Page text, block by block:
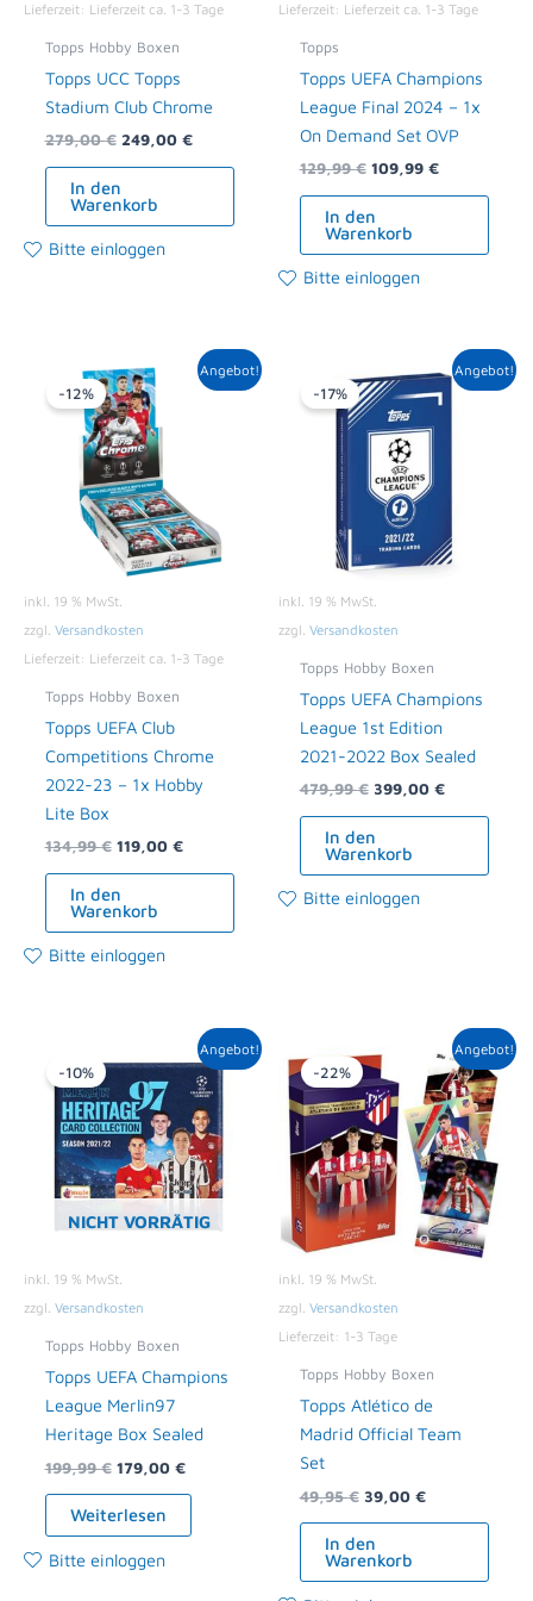
Lieferzeit: Lieferzeit ca. 1-3 Tage
Topps Hobby Boxen
Topps UCC Topps
Stadium Club Chrome
279,00€ 249,00 €
In den
Warenkorb
Bitte einloggen
Lieferzeit: Lieferzeit ca. 1-3 Tage
Topps
Topps UEFA Champions
League Final 2024 – 1x
On Demand Set OVP
129,99€ 109,99 €
In den
Warenkorb
Bitte einloggen
Angebot!
-12%
inkl. 19 % MwSt.
zzgl. Versandkosten
Lieferzeit: Lieferzeit ca. 1-3 Tage
Topps Hobby Boxen
Topps UEFA Club
Competitions Chrome
2022-23 – 1x Hobby
Lite Box
134,99€
Ursprünglicher
Preis
war:
134,99 €
119,00 €
Aktueller
Preis
In den
Warenkorb
Bitte einloggen
Angebot!
-17%
inkl. 19 % MwSt.
zzgl. Versandkosten
Topps Hobby Boxen
Topps UEFA Champions
League 1st Edition
2021-2022 Box Sealed
479,99€
Ursprünglicher
Preis
war:
479,99 €
399,00 €
Aktueller
Preis
In den
Warenkorb
Bitte einloggen
Angebot!
NICHT VORRÄTIG
-10%
inkl. 19 % MwSt.
zzgl. Versandkosten
Topps Hobby Boxen
Topps UEFA Champions
League Merlin97
Heritage Box Sealed
199,99€
Ursprünglicher
Preis
war:
199,99 €
179,00 €
Aktueller
Preis
ist:
179,00 €.
Weiterlesen
Bitte einloggen
Angebot!
-22%
inkl. 19 % MwSt.
zzgl. Versandkosten
Lieferzeit: 1-3 Tage
Topps Hobby Boxen
Topps Atlético de
Madrid Official Team
Set
49,95€
Ursprünglicher
Preis
war:
49,95 €
39,00 €
Aktueller
Preis
ist:
39,00 €.
In den
Warenkorb